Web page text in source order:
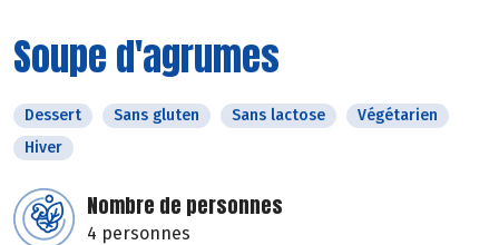
Soupe d'agrumes
Dessert Sans gluten Sans lactose
Végétarien
Hiver
Nombre de personnes
4 personnes